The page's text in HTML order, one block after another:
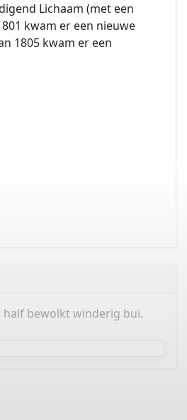
Lichaam (met een
kwam er een nieuwe
1805 kwam er een
half bewolkt winderig bui.